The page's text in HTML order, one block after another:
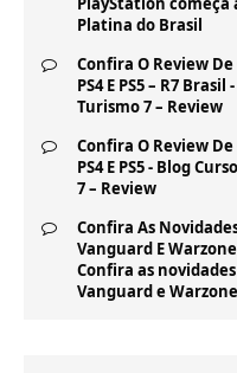
Platina do Brasil
Confira O Review
PS4 E PS5 – R7
Turismo 7 – Review
Confira O Review
PS4 E PS5 - Blog
7 – Review
Confira As
Vanguard E
Confira as
Vanguard e Warzone